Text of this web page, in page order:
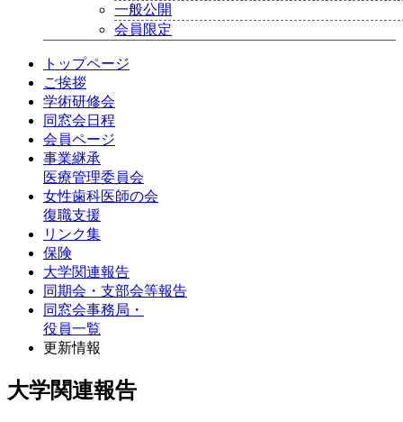
一般公開
会員限定
トップページ
ご挨拶
学術研修会
同窓会日程
会員ページ
事業継承
医療管理委員会
女性歯科医師の会
復職支援
リンク集
保険
大学関連報告
同期会・支部会等報告
同窓会事務局・
役員一覧
更新情報
大学関連報告